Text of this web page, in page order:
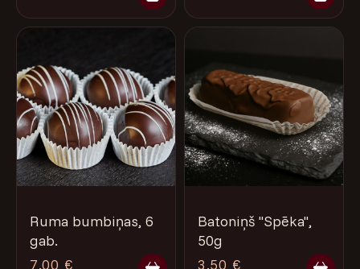
Ruma bumbiņas, 6
gab.
7.00 €
Batoniņš "Spēka",
50g
3.50 €